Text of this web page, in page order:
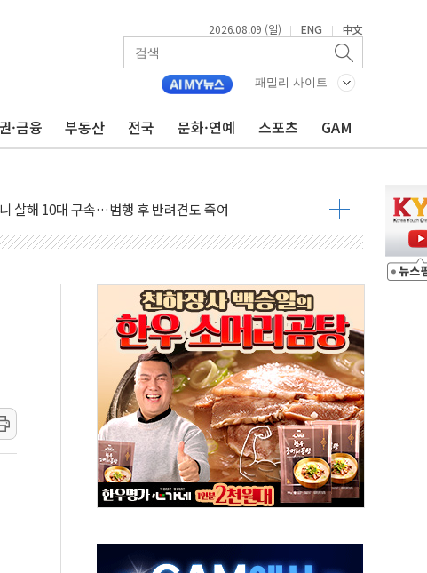
2026.08.09 (일) | ENG | 中文
패밀리 사이트
·금융 부동산 전국 문화·연예 스포츠 GAM
사고 발생…작업자 1명 숨져
에 '철강 AI융합실증센터' 들어선다
누적 '1.48%p' 차 선두 유지...金 46.01% vs 鄭 44.53%
에 오중기 당선...합산득표율 68.63%
경선서 정청래에 승리…金 48.54% vs 鄭 44.40%
경북 경선 결과...김민석 48.54% 정청래 44.40%
결과 발표...정청래 47.82% 김민석 46.35% 송영길 5.83%
과 발표...김민석 50.30% 정청래 41.94% 송영길 7.76%
고객 400명 맞이…"마음 잇는 시간 되길"
억 지급 확정되나…재상고 앞두고 막판 셈법
'태극기 거꾸로' 논란…이틀만에 철거
… 예술·체육요원 최대 33% 감축
판매, 역대 최대폭 감소한 9.4%↓…유통업계 양극화 심화
부 특사'로 콜롬비아 대통령 취임식 참석
' 공방…野 "청년 우롱 기괴" vs 與 "송구한 해프닝"